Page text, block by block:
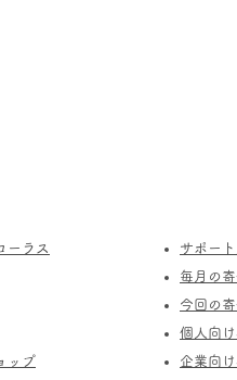
ーラス
ップ
サポー
毎月の
今回の
個人向
企業向